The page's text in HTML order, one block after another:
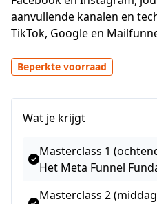
aanvullende kanalen en
TikTok, Google en
Beperkte voorraad
Wat je krijgt
Masterclass 1
Het Meta Funnel
Masterclass 2